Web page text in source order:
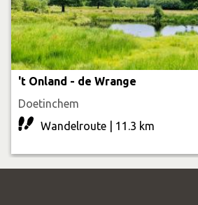
't Onland - de Wrange
Doetinchem
Wandelroute | 11.3 km